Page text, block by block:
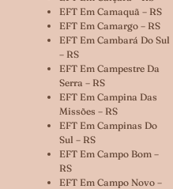
EFT Em Camaquã – RS
EFT Em Camargo – RS
EFT Em Cambará Do Sul
– RS
EFT Em Campestre Da
Serra – RS
EFT Em Campina Das
Missões – RS
EFT Em Campinas Do
Sul – RS
EFT Em Campo Bom –
RS
EFT Em Campo Novo –